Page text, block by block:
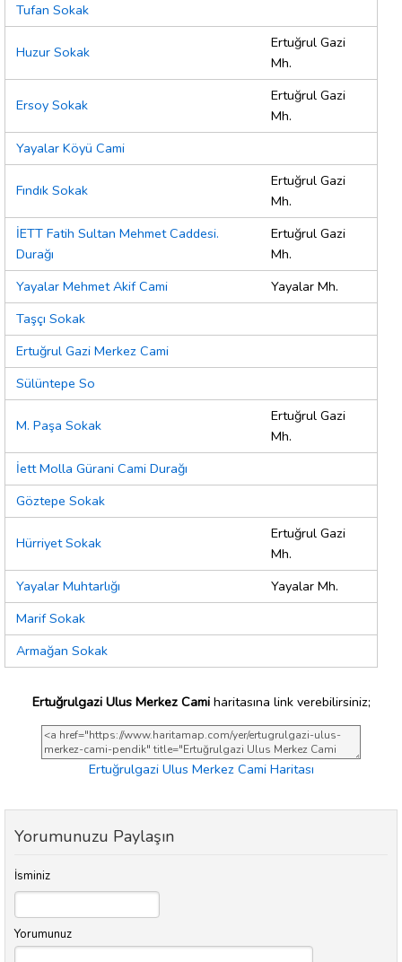
Tufan Sokak
Huzur Sokak
Ertuğrul Gazi
Mh.
Ersoy Sokak
Ertuğrul Gazi
Mh.
Yayalar Köyü Cami
Fındık Sokak
Ertuğrul Gazi
Mh.
İETT Fatih Sultan Mehmet Caddesi.
Durağı
Ertuğrul Gazi
Mh.
Yayalar Mehmet Akif Cami
Yayalar Mh.
Taşçı Sokak
Ertuğrul Gazi Merkez Cami
Sülüntepe So
M. Paşa Sokak
Ertuğrul Gazi
Mh.
İett Molla Gürani Cami Durağı
Göztepe Sokak
Hürriyet Sokak
Ertuğrul Gazi
Mh.
Yayalar Muhtarlığı
Yayalar Mh.
Marif Sokak
Armağan Sokak
Ertuğrulgazi Ulus Merkez Camiharitasına link verebilirsiniz;
Ertuğrulgazi Ulus Merkez Cami Haritası
Yorumunuzu Paylaşın
İsminiz
Yorumunuz